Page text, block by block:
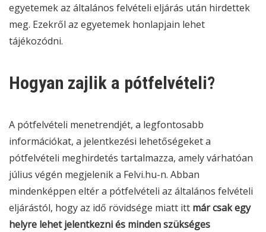
egyetemek az általános felvételi eljárás után hirdettek
meg. Ezekről az egyetemek honlapjain lehet
tájékozódni.
Hogyan zajlik a pótfelvételi?
A pótfelvételi menetrendjét, a legfontosabb
információkat, a jelentkezési lehetőségeket a
pótfelvételi meghirdetés tartalmazza, amely várhatóan
július végén megjelenik a Felvi.hu-n. Abban
mindenképpen eltér a pótfelvételi az általános felvételi
eljárástól, hogy az idő rövidsége miatt itt már csak egy
helyre lehet jelentkezni és minden szükséges